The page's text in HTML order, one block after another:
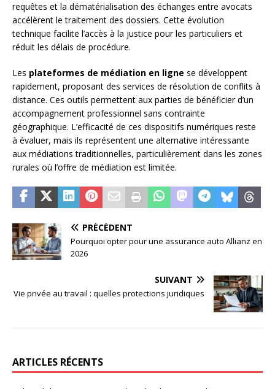
requêtes et la dématérialisation des échanges entre avocats
accélèrent le traitement des dossiers. Cette évolution
technique facilite l’accès à la justice pour les particuliers et
réduit les délais de procédure.
Les plateformes de médiation en ligne se développent
rapidement, proposant des services de résolution de conflits à
distance. Ces outils permettent aux parties de bénéficier d’un
accompagnement professionnel sans contrainte
géographique. L’efficacité de ces dispositifs numériques reste
à évaluer, mais ils représentent une alternative intéressante
aux médiations traditionnelles, particulièrement dans les zones
rurales où l’offre de médiation est limitée.
PRÉCÉDENT
Pourquoi opter pour une assurance auto Allianz en
2026
SUIVANT
Vie privée au travail : quelles protections juridiques
ARTICLES RÉCENTS